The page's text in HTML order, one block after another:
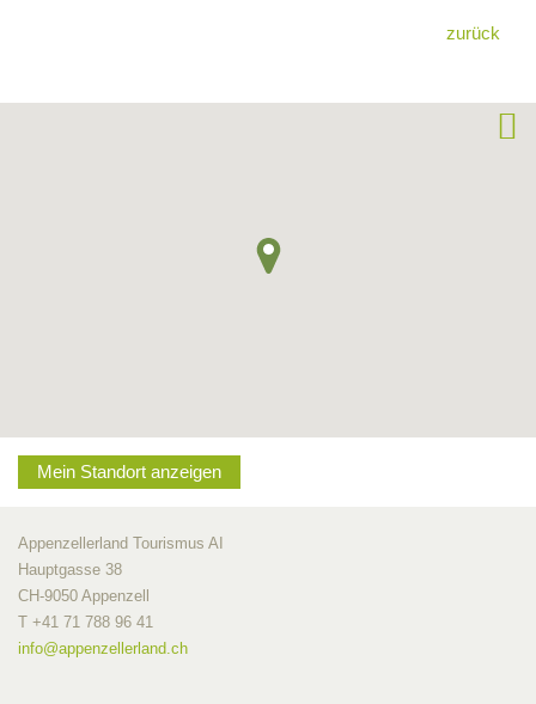
zurück
Mein Standort anzeigen
Appenzellerland Tourismus AI
Hauptgasse 38
CH-9050 Appenzell
T +41 71 788 96 41
info@appenzellerland.ch